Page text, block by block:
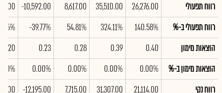
רווח תפעולי
26,276.00
35,510.00
8,617.00
-10,592.00
רווח תפעולי ב-%
140.58%
324.11%
54.81%
-39.77%
הוצאות מימון
0.40
0.39
0.28
0.23
0.20
הוצאות מימון ב-%
0.00%
0.00%
0.00%
0.00%
רווח נקי
21,114.00
31,307.00
7,715.00
-12,195.00